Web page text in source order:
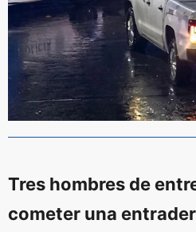
Tres hombres de
cometer una